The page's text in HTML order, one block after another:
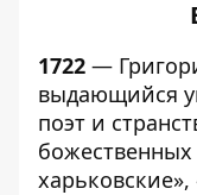
1722 —
выдающийся
поэт и
божественных